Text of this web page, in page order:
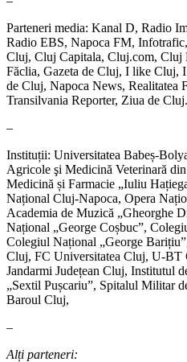
Parteneri media: Kanal D, Radio
Radio EBS, Napoca FM,
Cluj, Cluj Capitala, Cluj.com,
Făclia, Gazeta de Cluj, I like Cluj,
de Cluj, Napoca News, Realitatea
Transilvania Reporter, Ziua de Cluj.
–
Instituții: Universitatea Babeș-
Agricole şi Medicină Veterinară
Medicină și Farmacie „Iuliu
Național Cluj-Napoca, Opera
Academia de Muzică „Gheorghe
Național „George Coșbuc”,
Colegiul Național „George
Cluj, FC Universitatea Cluj, U-BT
Jandarmi Județean Cluj, Institutul
„Sextil Pușcariu”, Spitalul Militar
Baroul Cluj,
–
Alți parteneri: